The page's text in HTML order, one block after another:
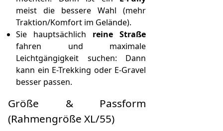
meist die bessere Wahl (mehr
Traktion/Komfort im Gelände).
Sie hauptsächlich reine Straße
fahren und maximale
Leichtgängigkeit suchen: Dann
kann ein E-Trekking oder E-Gravel
besser passen.
Größe & Passform
(Rahmengröße XL/55)